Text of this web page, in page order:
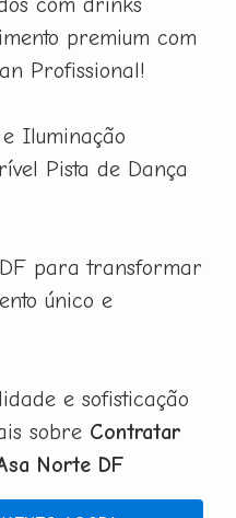
premium com
Profissional!
Iluminação
Pista de Dança
para transformar
único e
e sofisticação
sobre Contratar
Norte DF